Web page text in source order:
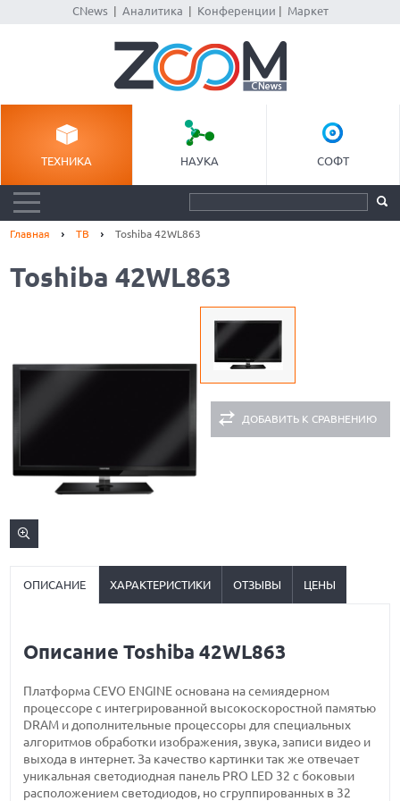
CNews| Аналитика Конференции Маркет
ТЕХНИКА НАУКА СОФТ
Главная ТВ Toshiba 42WL863
Toshiba 42WL863
ДОБАВИТЬ К СРАВНЕНИЮ
ОПИСАНИЕ ХАРАКТЕРИСТИКИ ОТЗЫВЫ ЦЕНЫ
Описание Toshiba 42WL863
Платформа CEVO ENGINE основана на семиядерном
процессоре с интегрированной высокоскоростной памятью
DRAM и дополнительные процессоры для специальных
алгоритмов обработки изображения, звука, записи видео и
выхода в интернет. За качество картинки так же отвечает
уникальная светодиодная панель PRO LED 32 с боковыи
расположением светодиодов, но сгруппированных в 32